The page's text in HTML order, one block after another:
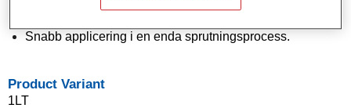
Snabb applicering i en enda sprutningsprocess.
Product Variant
1LT